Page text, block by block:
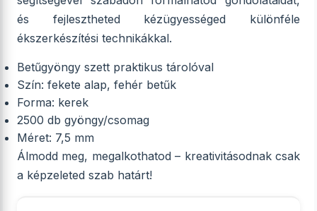
és fejlesztheted kézügyességed különféle
ékszerkészítési technikákkal.
Betűgyöngy szett praktikus tárolóval
Szín: fekete alap, fehér betűk
Forma: kerek
2500 db gyöngy/csomag
Méret: 7,5 mm
Álmodd meg, megalkothatod – kreativitásodnak csak
a képzeleted szab határt!